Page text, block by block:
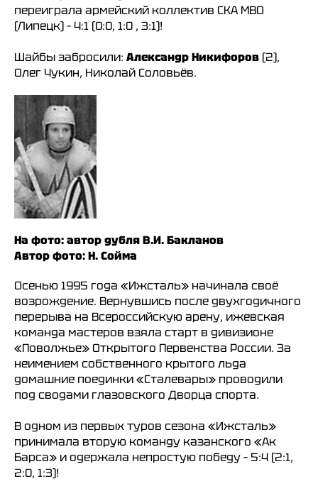
переиграла армейский коллектив СКА МВО
(Липецк) – 4:1 (0:0, 1:0 , 3:1)!
Шайбы забросили: Александр Никифоров (2),
Олег Чукин, Николай Соловьёв.
На фото: автор дубля В.И. Бакланов
Автор фото: Н. Сойма
Осенью 1995 года «Ижсталь» начинала своё
возрождение. Вернувшись после двухгодичного
перерыва на Всероссийскую арену, ижевская
команда мастеров взяла старт в дивизионе
«Поволжье» Открытого Первенства России. За
неимением собственного крытого льда
домашние поединки «Сталевары» проводили
под сводами глазовского Дворца спорта.
В одном из первых туров сезона «Ижсталь»
принимала вторую команду казанского «Ак
Барса» и одержала непростую победу – 5:4 (2:1,
2:0, 1:3)!